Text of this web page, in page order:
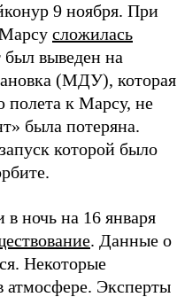
9 ноября. При
сложилась
был выведен на
(МДУ), которая
полета к Марсу, не
была потеряна.
которой было
в ночь на 16 января
. Данные о
Некоторые
атмосфере. Эксперты